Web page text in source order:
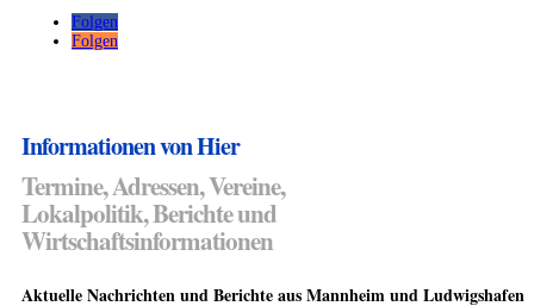
Folgen
Folgen
Informationen von Hier
Termine, Adressen, Vereine,
Lokalpolitik, Berichte und
Wirtschaftsinformationen
Aktuelle Nachrichten und Berichte aus Mannheim und Ludwigshafen